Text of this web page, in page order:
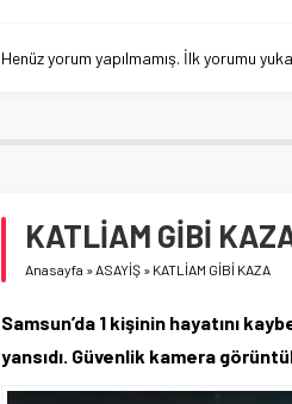
Henüz yorum yapılmamış. İlk yorumu
KATLİAM GİBİ
Anasayfa »ASAYİŞ » KATLİAM GİBİ KAZA
Samsun’da 1 kişinin hayatını
yansıdı. Güvenlik kamera